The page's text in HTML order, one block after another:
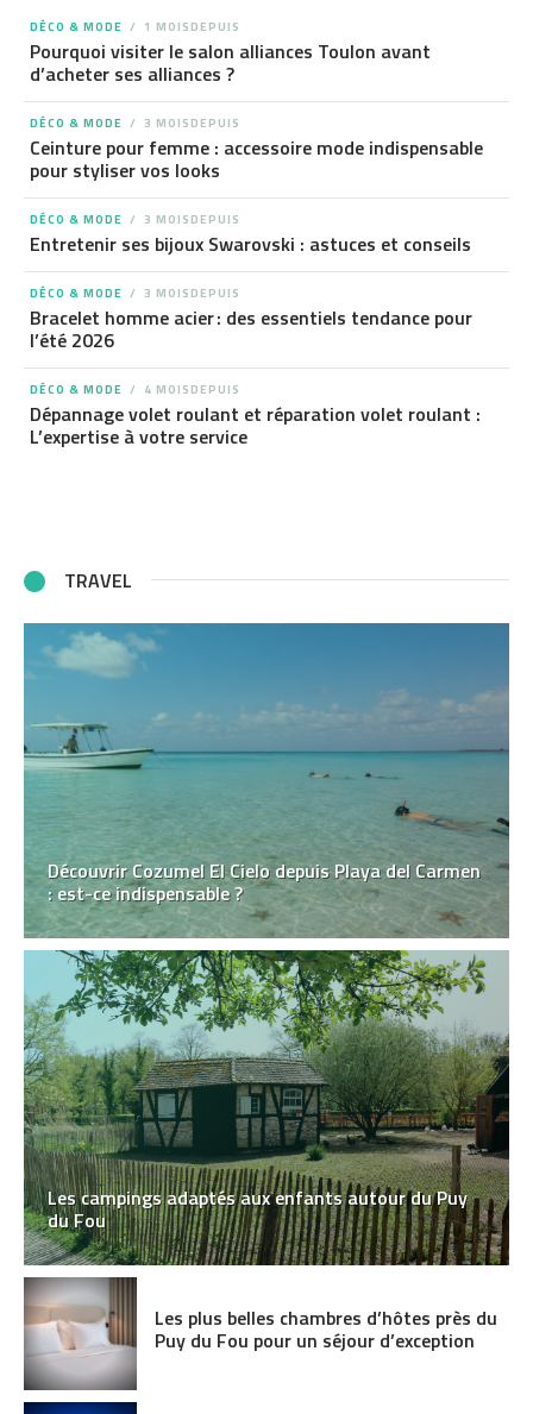
DÉCO & MODE 1 MOISDEPUIS
Pourquoi visiter le salon alliances Toulon avant
d’acheter ses alliances ?
DÉCO & MODE 3 MOISDEPUIS
Ceinture pour femme : accessoire mode indispensable
pour styliser vos looks
DÉCO & MODE 3 MOISDEPUIS
Entretenir ses bijoux Swarovski : astuces et conseils
DÉCO & MODE 3 MOISDEPUIS
Bracelet homme acier : des essentiels tendance pour
l’été 2026
DÉCO & MODE 4 MOISDEPUIS
Dépannage volet roulant et réparation volet roulant :
L’expertise à votre service
TRAVEL
Découvrir Cozumel El Cielo depuis Playa del Carmen
: est-ce indispensable ?
Les campings adaptés aux enfants autour du Puy
du Fou
Les plus belles chambres d’hôtes près du
Puy du Fou pour un séjour d’exception